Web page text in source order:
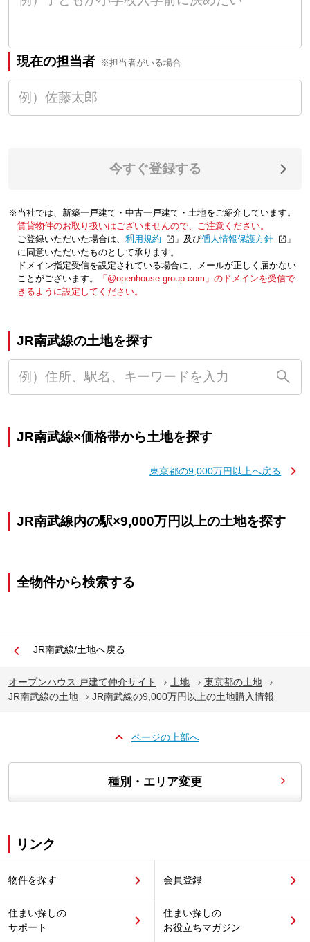
現在の担当者 ※担当者がいる場合
今すぐ登録する
※当社では、新築一戸建て・中古一戸建て・土地をご紹介しています。
賃貸物件のお取り扱いはございませんので、ご注意ください。
ご登録いただいた場合は、「利用規約 」及び「個人情報保護方針
」
に同意いただいたものとして承ります。
ドメイン指定受信を設定されている場合に、メールが正しく届かない
ことがございます。
「@openhouse-group.com」のドメインを受信で
きるように設定してください。
JR南武線の土地を探す
JR南武線×価格帯から土地を探す
東京都の9,000万円以上へ戻る
JR南武線内の駅×9,000万円以上の土地を探す
全物件から検索する
JR南武線/土地へ戻る
オープンハウス 戸建て仲介サイト 土地
東京都の土地
JR南武線の土地
JR南武線の9,000万円以上の土地購入情報
ページの上部へ
種別・エリア変更
リンク
物件を探す 会員登録
住まい探しの
サポート
住まい探しの
お役立ちマガジン